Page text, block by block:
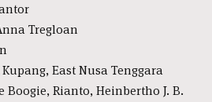
Tregloan
East Nusa Tenggara
Boogie, Rianto, Heinbertho J. B.